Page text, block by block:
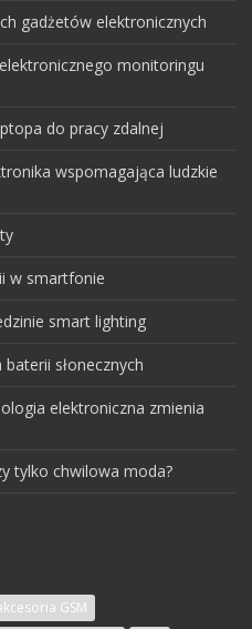
gadżetów elektronicznych
monitoringu
do pracy zdalnej
wspomagająca ludzkie
w smartfonie
smart lighting
słonecznych
elektroniczna zmienia
tylko chwilowa moda?
GSM